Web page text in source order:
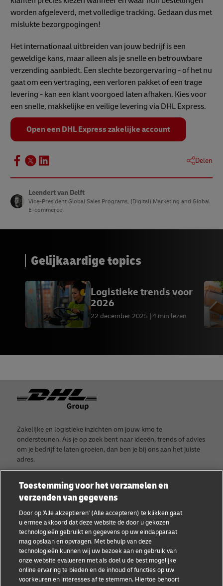
worden afgeleverd, met volledige tracking. Gedaan dus met
mislukte bezorgpogingen!
Het internationaal uitbreiden van jouw bedrijf is een
geweldige kans, maar alleen als je snelle en betrouwbare
verzending aanbiedt. Een slechte bezorgervaring - of het nu
gaat om een vertraging, een verloren pakket of een trage
levering - kan een klant voorgoed laten afhaken. Kies voor
een snelle, makkelijke en veilige levering via DHL Express.
Open een DHL Express zakelijke account
Delen
Leendert van Delft
Vice-President Global Sales Programs, (Digital) Marketing and Global
E-commerce
Gelijkaardige topics
Logistieke trends voor
2026
22 december 2025 4 min lezen
Footer
Zakelijke en logistieke inzichten om jouw kmo te
ondersteunen. Als je op zoek bent naar ideeën, trends of advies
om je bedrijf te laten groeien, dan ben je bij ons aan het juiste
adres.
Getuigenissen van kmo's
Advies voor kmo's
E-commerce advies
Over DHL
Contacteer DHL
Pers
Toestemming voor het verzamelen en
verzenden van gegevens
Door op 'Alle akzeptieren' (Alle accepteren) te klikken gaat
u ermee akkoord dat deze website de door u gekozen
technologieën gebruikt en gegevens op uw eindapparaat
mag opslaan en opvragen. Met behulp van deze
technologieën kunnen wij uw bezoek aan en gebruik van
onze website evalueren met als doel u de best mogelijke
online ervaring te bieden en de inhoud of functies op uw
voorkeuren en interesses af te stemmen. Hiertoe behoort